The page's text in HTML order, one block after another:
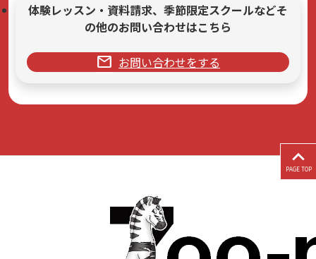
体験レッスン・資料請求、季節限定スクールなどそ
の他のお問い合わせはこちら
mail お問い合わせをする
PAGE TOP